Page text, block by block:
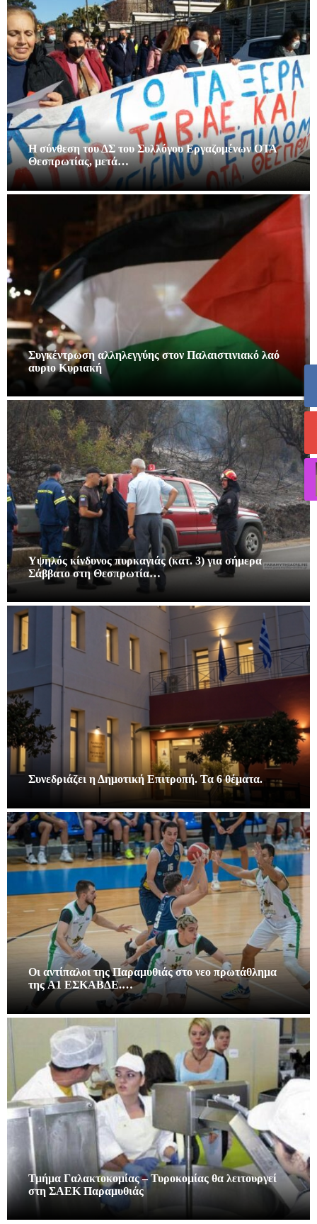
Η σύνθεση του ΔΣ του Συλλόγου Εργαζομένων ΟΤΑ
Θεσπρωτίας, μετά…
Συγκέντρωση αλληλεγγύης στον Παλαιστινιακό λαό
αυριο Κυριακή
Υψηλός κίνδυνος πυρκαγιάς (κατ. 3) για σήμερα
Σάββατο στη Θεσπρωτία…
Συνεδριάζει η Δημοτική Επιτροπή. Τα 6 θέματα.
Οι αντίπαλοι της Παραμυθιάς στο νεο πρωτάθλημα
της A1 ΕΣΚΑΒΔΕ.…
Τμήμα Γαλακτοκομίας – Τυροκομίας θα λειτουργεί
στη ΣΑΕΚ Παραμυθιάς